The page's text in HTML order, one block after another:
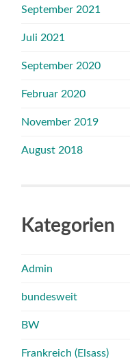
September 2021
Juli 2021
September 2020
Februar 2020
November 2019
August 2018
Kategorien
Admin
bundesweit
BW
Frankreich (Elsass)